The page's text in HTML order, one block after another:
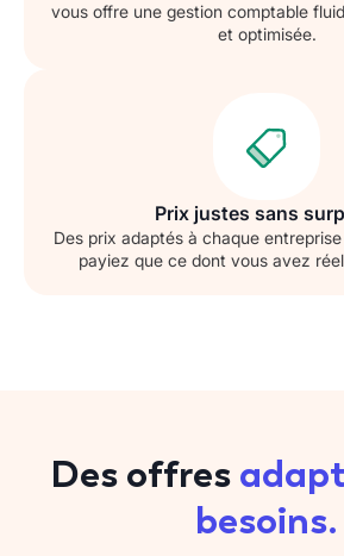
vous offre une gestion comptable
et optimisée.
Prix justes sans
Des prix adaptés à chaque
payiez que ce dont vous avez
Des offres
besoins.